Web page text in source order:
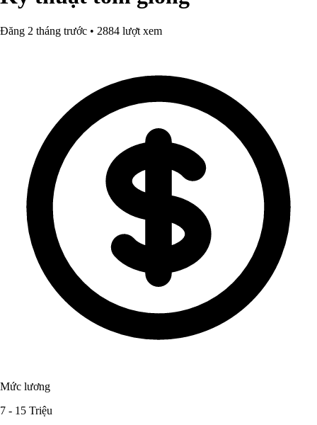
Đăng 2 tháng trước • 2884 lượt xem
Mức lương
7 - 15 Triệu